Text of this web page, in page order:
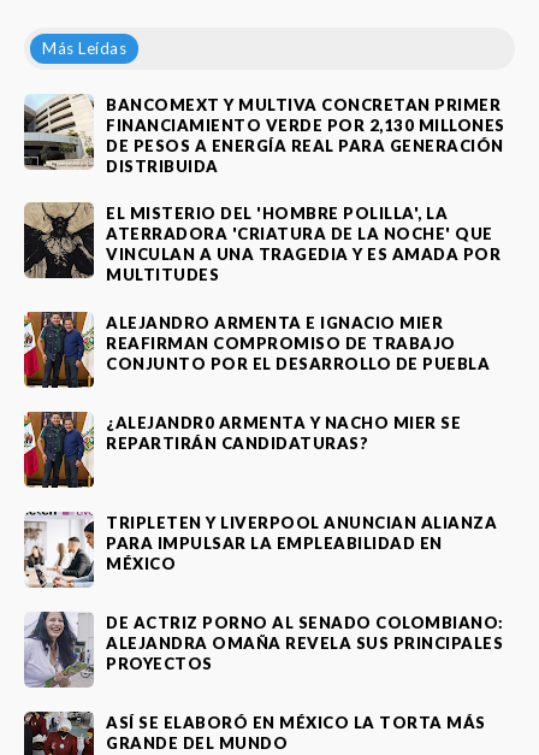
Más Leídas
BANCOMEXT Y MULTIVA CONCRETAN PRIMER
FINANCIAMIENTO VERDE POR 2,130 MILLONES
DE PESOS A ENERGÍA REAL PARA GENERACIÓN
DISTRIBUIDA
EL MISTERIO DEL 'HOMBRE POLILLA', LA
ATERRADORA 'CRIATURA DE LA NOCHE' QUE
VINCULAN A UNA TRAGEDIA Y ES AMADA POR
MULTITUDES
ALEJANDRO ARMENTA E IGNACIO MIER
REAFIRMAN COMPROMISO DE TRABAJO
CONJUNTO POR EL DESARROLLO DE PUEBLA
¿ALEJANDR0 ARMENTA Y NACHO MIER SE
REPARTIRÁN CANDIDATURAS?
TRIPLETEN Y LIVERPOOL ANUNCIAN ALIANZA
PARA IMPULSAR LA EMPLEABILIDAD EN
MÉXICO
DE ACTRIZ PORNO AL SENADO COLOMBIANO:
ALEJANDRA OMAÑA REVELA SUS PRINCIPALES
PROYECTOS
ASÍ SE ELABORÓ EN MÉXICO LA TORTA MÁS
GRANDE DEL MUNDO